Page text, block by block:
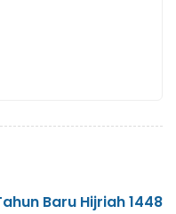
Baru Hijriah 1448